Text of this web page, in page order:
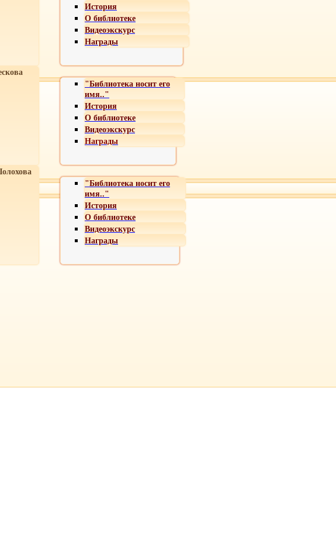
История
О библиотеке
Видеоэкскурс
Награды
"Библиотека носит его
имя.."
История
О библиотеке
Видеоэкскурс
Награды
"Библиотека носит его
имя.."
История
О библиотеке
Видеоэкскурс
Награды